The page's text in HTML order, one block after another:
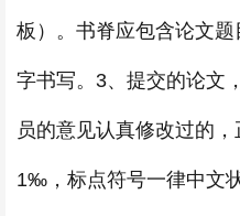
板）。书脊应包含论文
字书写。3、提交的论文
员的意见认真修改过的
1‰，标点符号一律中文